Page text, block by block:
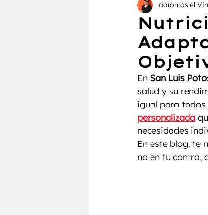
SUPLEMENTACÓN
Entrenamiento
Farmacología
Testosterona
aaron osiel
En San Luis
salud y su
igual para
personalizada
necesidades
En este blog, te
no en tu contra,